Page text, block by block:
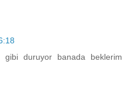
gibi duruyor banada beklerim